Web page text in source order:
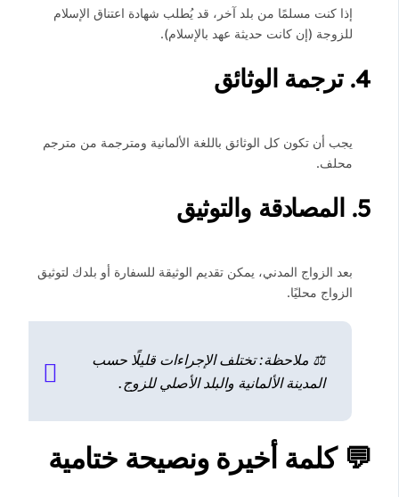
إذا كنت مسلمًا من بلد آخر، قد يُطلب شهادة اعتناق الإسلام
للزوجة (إن كانت حديثة عهد بالإسلام).
4. ترجمة الوثائق
يجب أن تكون كل الوثائق باللغة الألمانية ومترجمة من مترجم
محلف.
5. المصادقة والتوثيق
بعد الزواج المدني، يمكن تقديم الوثيقة للسفارة أو بلدك لتوثيق
الزواج محليًا.
⚖️ ملاحظة: تختلف الإجراءات قليلًا حسب
المدينة الألمانية والبلد الأصلي للزوج.
💬 كلمة أخيرة ونصيحة ختامية